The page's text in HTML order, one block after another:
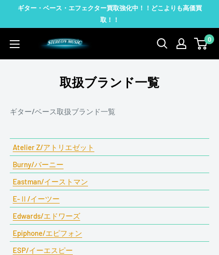
ツ
ギター・ベース・エフェクター買取強化中！！どこよりも高価買
取！！
STEREON
MUSIC
0
取扱ブランド一覧
ギター/ベース取扱ブランド一覧
Atelier Z/アトリエゼット
Burny/バーニー
Eastman/イーストマン
E-Ⅱ/イーツー
Edwards/エドワーズ
Epiphone/エピフォン
ESP/イーエスピー